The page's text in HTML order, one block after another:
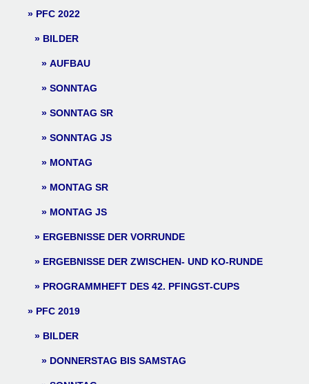
PFC 2022
BILDER
AUFBAU
SONNTAG
SONNTAG SR
SONNTAG JS
MONTAG
MONTAG SR
MONTAG JS
ERGEBNISSE DER VORRUNDE
ERGEBNISSE DER ZWISCHEN- UND KO-RUNDE
PROGRAMMHEFT DES 42. PFINGST-CUPS
PFC 2019
BILDER
DONNERSTAG BIS SAMSTAG